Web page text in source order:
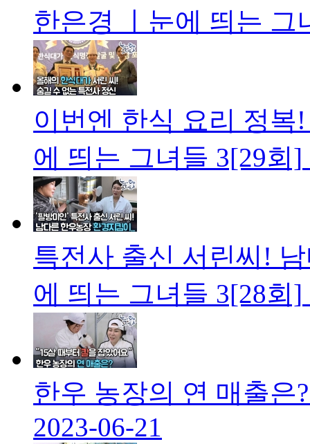
한은경 ㅣ눈에 띄는 그
이번엔 한식 요리 정
에 띄는 그녀들 3[29회]
특전사 출신 서린씨!
에 띄는 그녀들 3[28회]
한우 농장의 연 매출은
2023-06-21